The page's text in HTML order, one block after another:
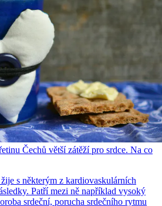
Čechů větší zátěží pro srdce. Na co
s některým z kardiovaskulárních
Patří mezi ně například vysoký
srdeční, porucha srdečního rytmu